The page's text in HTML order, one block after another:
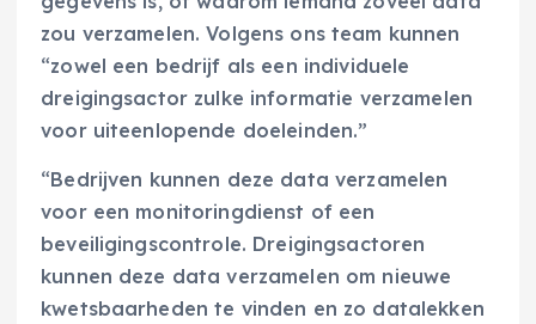
zou verzamelen. Volgens ons team kunnen
“zowel een bedrijf als een individuele
dreigingsactor zulke informatie verzamelen
voor uiteenlopende doeleinden.”
“Bedrijven kunnen deze data verzamelen
voor een monitoringdienst of een
beveiligingscontrole. Dreigingsactoren
kunnen deze data verzamelen om nieuwe
kwetsbaarheden te vinden en zo datalekken